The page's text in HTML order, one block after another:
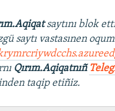
saytını blok
saytı vastasınen
Qırım.Aqiqatnıñ
taqip etiñiz.